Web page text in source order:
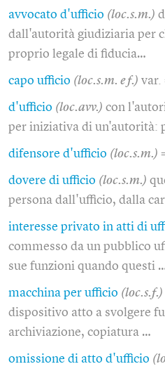
avvocato d'ufficio (loc.s.m.)
dall'autorità giudiziaria per
proprio legale di fiducia…
capo ufficio (loc.s.m. e f.) var.
d'ufficio (loc.avv.) con
per iniziativa di un'autorità:
difensore d'ufficio (loc.s.m.)
dovere di ufficio (loc.s.m.)
persona dall'ufficio, dalla
interesse privato in atti di
commesso da un pubblico
sue funzioni quando questi
macchina per ufficio (loc.s.f.)
dispositivo atto a svolgere
archiviazione, copiatura …
omissione di atto d'ufficio